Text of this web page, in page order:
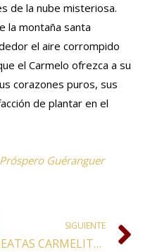
de la nube misteriosa.
la montaña santa
el aire corrompido
el Carmelo ofrezca a su
corazones puros, sus
de plantar en el
Guéranguer
SIGUIENTE
BEATAS CARMELITAS DE COMPIÈGNE, VÍRGENES Y MÁRTIRES